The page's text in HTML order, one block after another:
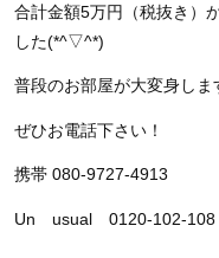
合計金額5万円（税抜き）
した(*^▽^*)
普段のお部屋が大変身しま
ぜひお電話下さい！
携帯 080-9727-4913
Un usual 0120-102-108